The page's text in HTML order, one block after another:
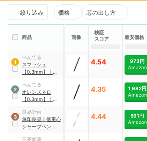
絞り込み 価格 芯の出し方
商品 画像
検証
スコア
最安価格
1
ぺんてる
スマッシュ
【0.3mm】
｜
4.54
973円
Amazon
2
ぺんてる
オレンズネロ
【0.3mm】
｜
4.35
1,982円
Amazon
3
良品計画
無印良品 ｜ 低重心
シャープペン
4.44
591円
Amazon
三菱鉛筆